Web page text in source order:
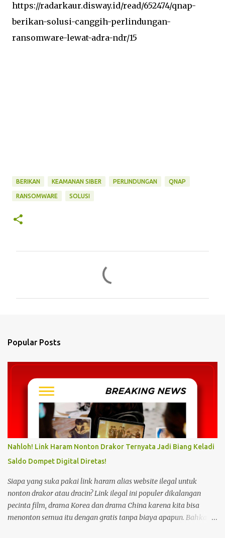
https://radarkaur.disway.id/read/652474/qnap-
berikan-solusi-canggih-perlindungan-
ransomware-lewat-adra-ndr/15
BERIKAN KEAMANAN SIBER PERLINDUNGAN QNAP
RANSOMWARE SOLUSI
s
Popular Posts
Nahloh! Link Haram Nonton Drakor Ternyata Jadi Biang Keladi
Saldo Dompet Digital Diretas!
Siapa yang suka pakai link haram alias website ilegal untuk
nonton drakor atau dracin? Link ilegal ini populer dikalangan
pecinta film, drama Korea dan drama China karena kita bisa
menonton semua itu dengan gratis tanpa biaya apapun. Bahkan